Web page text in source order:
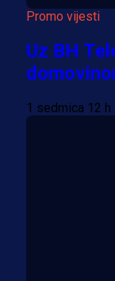
Promo vijesti
Uz BH
1 sedmica 12 h